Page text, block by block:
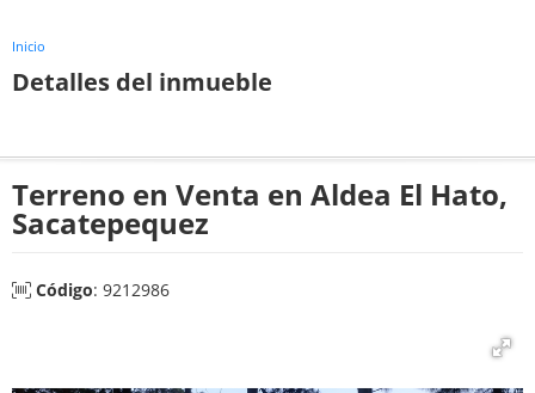
Inicio
Detalles del inmueble
Terreno en Venta en Aldea El Hato,
Sacatepequez
Código: 9212986